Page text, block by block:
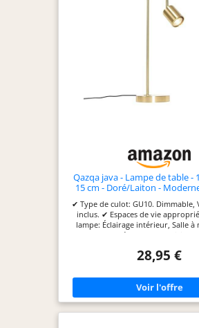
parfaitement dans les chambres et
servant'ajout él et fonctionnel
Lampe champignon dorée?:
Qazqa java - Lampe de table -
15 cm - Doré/Laiton -
manger
✔ Type de culot: GU10. Dimmable,
inclus. ✔ Espaces de vie
lampe: Éclairage intérieur, Salle à
d’entrée, Bureau, Cuisine,
Volt: 230V. Indice de protection:
table
28,95 €